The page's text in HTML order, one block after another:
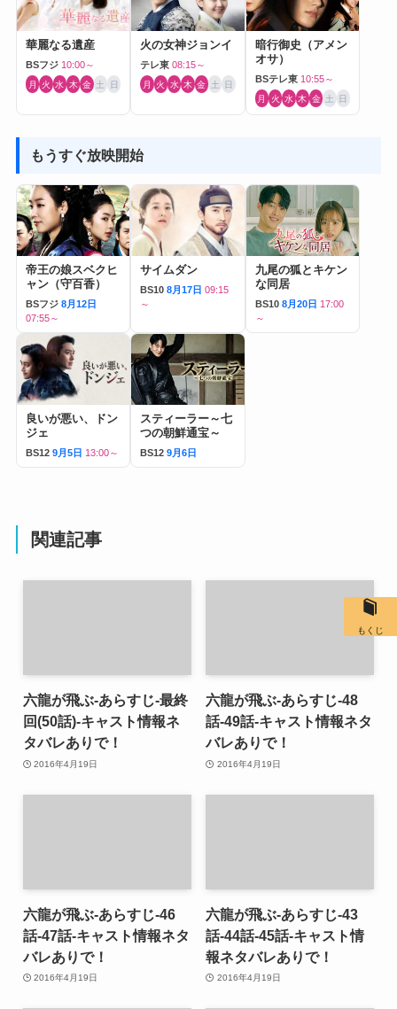
華麗なる遺産
BSフジ 10:00～
月 火 水 木 金 土 日
火の女神ジョンイ
テレ東 08:15～
月 火 水 木 金 土 日
暗行御史（アメン
オサ）
BSテレ東 10:55～
月 火 水 木 金 土 日
もうすぐ放映開始
帝王の娘スベクヒ
ャン（守百香）
BSフジ 8月12日
07:55～
サイムダン
BS10 8月17日 09:15
～
九尾の狐とキケン
な同居
BS10 8月20日 17:00
～
良いが悪い、ドン
ジェ
BS12 9月5日 13:00～
スティーラー～七
つの朝鮮通宝～
BS12 9月6日
関連記事
六龍が飛ぶ-あらすじ-最終
回(50話)-キャスト情報ネ
タバレありで！
2016年4月19日
六龍が飛ぶ-あらすじ-48
話-49話-キャスト情報ネタ
バレありで！
2016年4月19日
六龍が飛ぶ-あらすじ-46
話-47話-キャスト情報ネタ
バレありで！
2016年4月19日
六龍が飛ぶ-あらすじ-43
話-44話-45話-キャスト情
報ネタバレありで！
2016年4月19日
もくじ